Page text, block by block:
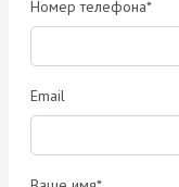
Номер телефона*
Email